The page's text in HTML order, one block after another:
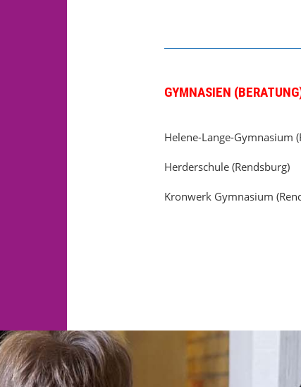
GYMNASIEN
Helene-Lange-Gymnasium
Herderschule (Rendsburg)
Kronwerk Gymnasium